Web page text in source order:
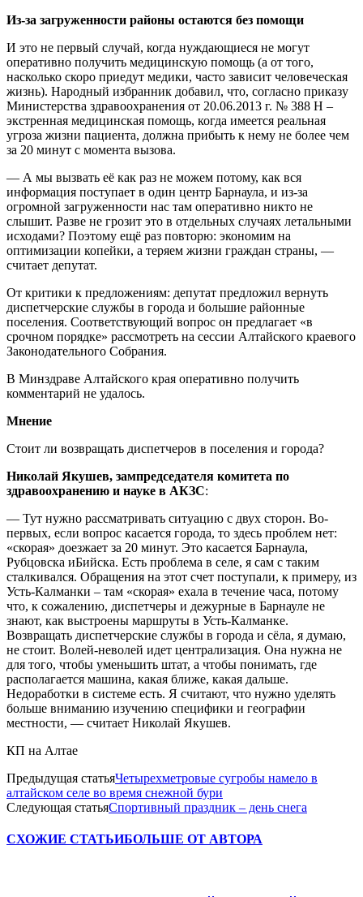
Из-за загруженности районы остаются без помощи
И это не первый случай, когда нуждающиеся не могут
оперативно получить медицинскую помощь (а от того,
насколько скоро приедут медики, часто зависит человеческая
жизнь). Народный избранник добавил, что, согласно приказу
Министерства здравоохранения от 20.06.2013 г. № 388 Н –
экстренная медицинская помощь, когда имеется реальная
угроза жизни пациента, должна прибыть к нему не более чем
за 20 минут с момента вызова.
— А мы вызвать её как раз не можем потому, как вся
информация поступает в один центр Барнаула, и из-за
огромной загруженности нас там оперативно никто не
слышит. Разве не грозит это в отдельных случаях летальными
исходами? Поэтому ещё раз повторю: экономим на
оптимизации копейки, а теряем жизни граждан страны, —
считает депутат.
От критики к предложениям: депутат предложил вернуть
диспетчерские службы в города и большие районные
поселения. Соответствующий вопрос он предлагает «в
срочном порядке» рассмотреть на сессии Алтайского краевого
Законодательного Собрания.
В Минздраве Алтайского края оперативно получить
комментарий не удалось.
Мнение
Стоит ли возвращать диспетчеров в поселения и города?
Николай Якушев, зампредседателя комитета по
здравоохранению и науке в АКЗС:
— Тут нужно рассматривать ситуацию с двух сторон. Во-
первых, если вопрос касается города, то здесь проблем нет:
«скорая» доезжает за 20 минут. Это касается Барнаула,
Рубцовска иБийска. Есть проблема в селе, я сам с таким
сталкивался. Обращения на этот счет поступали, к примеру, из
Усть-Калманки – там «скорая» ехала в течение часа, потому
что, к сожалению, диспетчеры и дежурные в Барнауле не
знают, как выстроены маршруты в Усть-Калманке.
Возвращать диспетчерские службы в города и сёла, я думаю,
не стоит. Волей-неволей идет централизация. Она нужна не
для того, чтобы уменьшить штат, а чтобы понимать, где
располагается машина, какая ближе, какая дальше.
Недоработки в системе есть. Я считают, что нужно уделять
больше вниманию изучению специфики и географии
местности, — считает Николай Якушев.
КП на Алтае
Предыдущая статьяЧетырехметровые сугробы намело в
алтайском селе во время снежной бури
Следующая статьяСпортивный праздник – день снега
СХОЖИЕ СТАТЬИБОЛЬШЕ ОТ АВТОРА